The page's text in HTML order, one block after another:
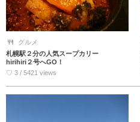
グルメ
札幌駅２分の人気スープカリー
hirihiri２号へGO！
♡ 3 / 5421 views